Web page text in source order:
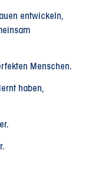
entwickeln,
Menschen.
haben,